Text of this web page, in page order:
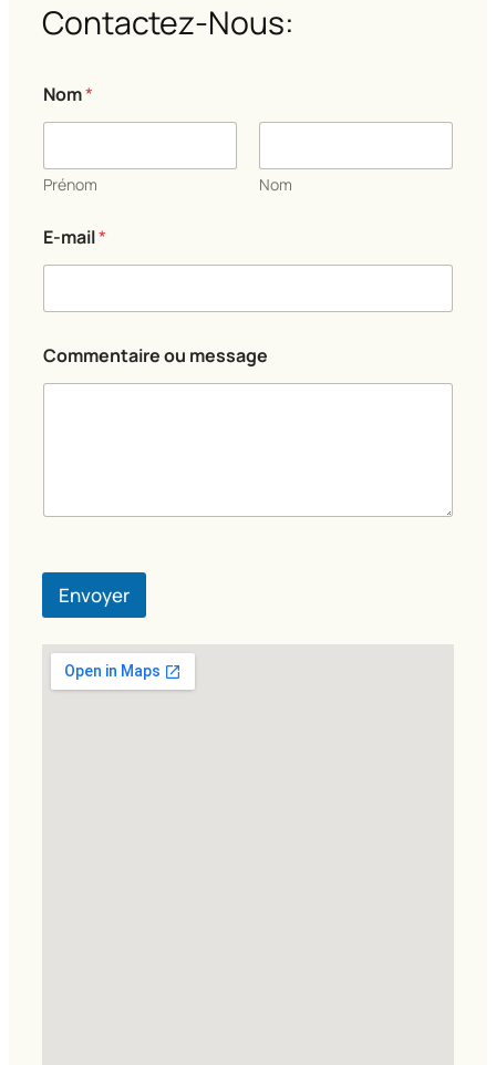
Contactez-Nous:
u
C
m
m
n
t
a
r
o
Nom*
Prénom Nom
E-mail*
Commentaire ou message
Envoyer